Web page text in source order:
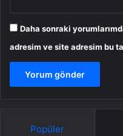
Daha sonraki
adresim ve site adresim bu
Popüler